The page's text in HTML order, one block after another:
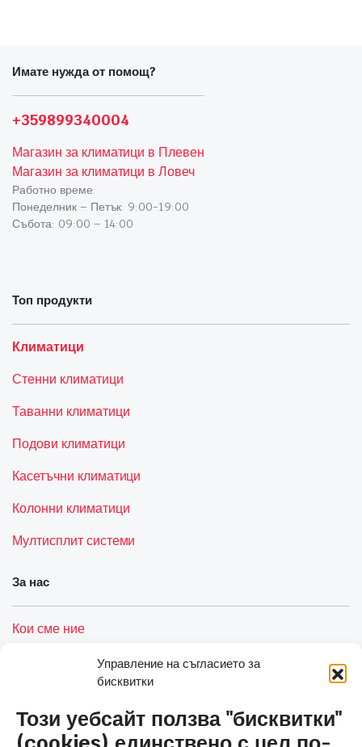
Управление на съгласието за
бисквитки
Този уебсайт ползва "бисквитки"
Имате нужда от помощ?
+359899340004
Магазин за климатици в Плевен
Магазин за климатици в Ловеч
Работно време:
Понеделник – Петък: 9:00-19:00
Събота: 09:00 – 14:00
Топ продукти
Климатици
Стенни климатици
Таванни климатици
Подови климатици
Касетъчни климатици
Колонни климатици
Мултисплит системи
За нас
Кои сме ние
Полезни връзки